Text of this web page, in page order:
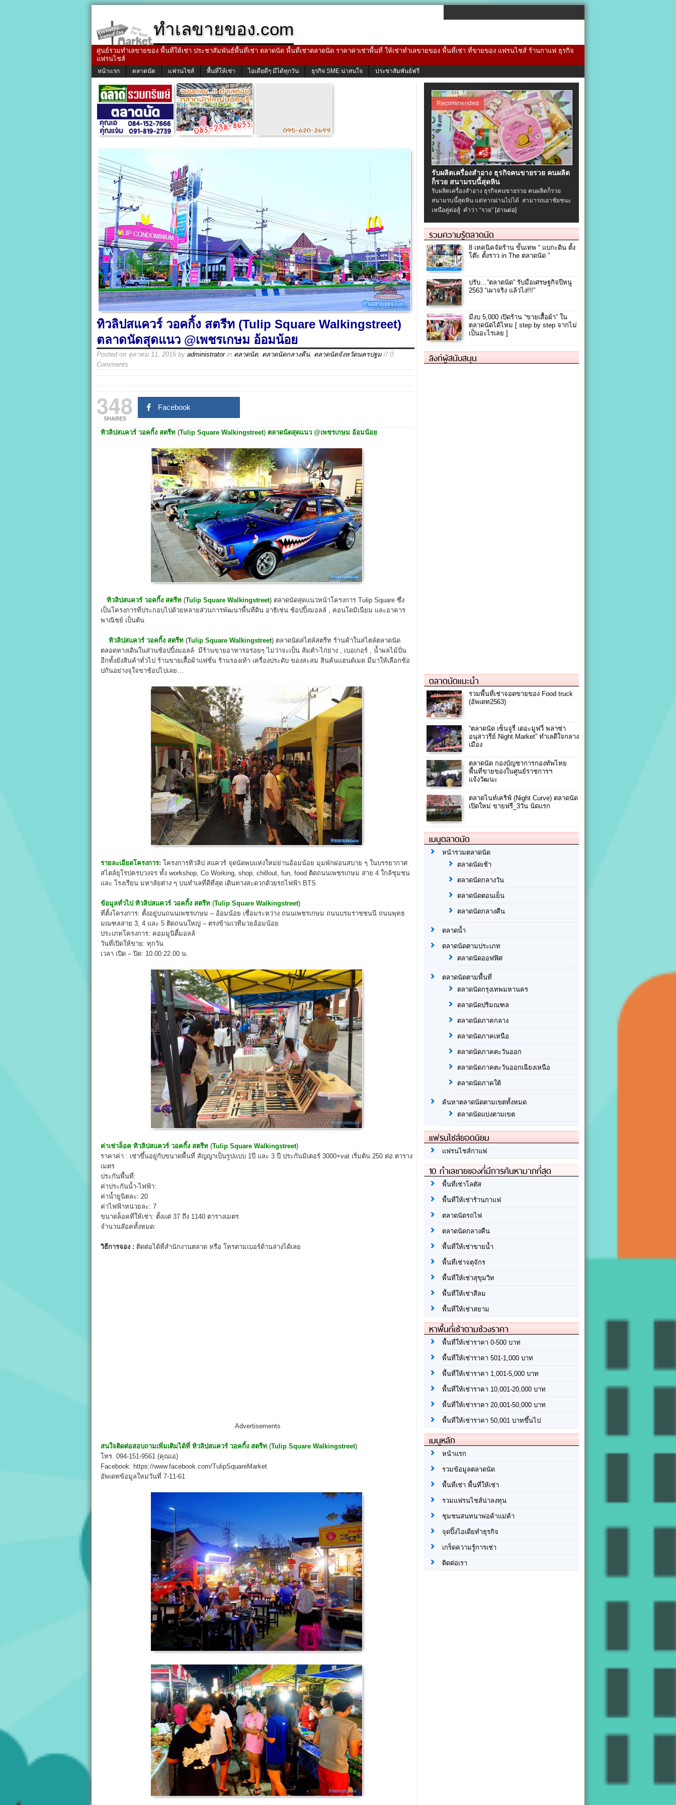
ทำเลขายของ.com
ศูนย์รวมทำเลขายของ พื้นที่ให้เช่า ประชาสัมพันธ์พื้นที่เช่า ตลาดนัด พื้นที่เช่าตลาดนัด ราคาค่าเช่าพื้นที่ ให้เช่าทำเลขายของ พื้นที่เช่า ที่ขายของ แฟรนไชส์ ร้านกาแฟ ธุรกิจ
แฟรนไชส์
หน้าแรก ตลาดนัด แฟรนไชส์ พื้นที่ให้เช่า ไอเดียดีๆ มีได้ทุกวัน ธุรกิจ SME น่าสนใจ ประชาสัมพันธ์ฟรี
ทิวลิปสแควร์ วอคกิ้ง สตรีท (Tulip Square Walkingstreet)
ตลาดนัดสุดแนว @เพชรเกษม อ้อมน้อย
Posted on ตุลาคม 11, 2016 by administratorin ตลาดนัด, ตลาดนัดกลางคืน ตลาดนัดจังหวัดนครปฐม // 0
Comments
348
SHARES
Facebook
ทิวลิปสแควร์ วอคกิ้ง สตรีท (Tulip Square Walkingstreet) ตลาดนัดสุดแนว @เพชรเกษม อ้อมน้อย
ทิวลิปสแควร์ วอคกิ้ง สตรีท (Tulip Square Walkingstreet) ตลาดนัดสุดแนวหน้าโครงการ Tulip Square ซึ่ง
เป็นโครงการที่ประกอบไปด้วยหลายส่วนการพัฒนาพื้นที่ดิน อาธิเช่น ช้อปปิ้งมอลล์ , คอนโดมิเนียม และอาคาร
พาณิชย์ เป็นต้น
ทิวลิปสแควร์ วอคกิ้ง สตรีท (Tulip Square Walkingstreet) ตลาดนัดสไตล์สตรีท ร้านค้าในสไตล์ตลาดนัด
ตลอดทางเดินในส่วนช้อปปิ้งมอลล์ มีร้านขายอาหารอร่อยๆ ไม่ว่าจะเป็น ส้มตำ-ไก่ย่าง , เบอเกอร์ , น้ำผลไม้ปั่น
อีกทั้งยังสินค้าทั่วไป ร้านขายเสื้อผ้าแฟชั่น ร้านรองเท้า เครื่องประดับ ของสะสม สินค้นแฮนด์เมด มีมาให้เลือกช้อ
ปกันอย่างจุใจขาช้อปไปเลย…
รายละเอียดโครงการ: โครงการทิวลิป สแควร์ จุดนัดพบแห่งใหม่ย่านอ้อมน้อย มุมพักผ่อนสบาย ๆ ในบรรยากาศ
สไตล์ยุโรปครบวงจร ทั้ง workshop, Co Working, shop, chillout, fun, food ติดถนนเพชรเกษม สาย 4 ใกล้ชุมชน
และ โรงเรียน มหาลัยต่าง ๆ บนทำเลที่ดีที่สุด เดินทางสะดวกด้วยรถไฟฟ้า BTS
ข้อมูลทั่วไป ทิวลิปสแควร์ วอคกิ้ง สตรีท (Tulip Square Walkingstreet)
ที่ตั้งโครงการ: ตั้งอยู่บนถนนเพชรเกษม – อ้อมน้อย เชื่อมระหว่าง ถนนเพชรเกษม ถนนบรมราชชนนี ถนนพุทธ
มณฑลสาย 3, 4 และ 5 ติดถนนใหญ่ – ตรงข้ามเวทีมวยอ้อมน้อย
ประเภทโครงการ: คอมมูนิตี้มอลล์
วันที่เปิดให้ขาย: ทุกวัน
เวลา เปิด – ปิด: 10.00:22.00 น.
ค่าเช่าล็อค ทิวลิปสแควร์ วอคกิ้ง สตรีท (Tulip Square Walkingstreet)
ราคาค่า : เช่าขึ้นอยู่กับขนาดพื้นที่ สัญญาเป็นรูปแบบ 1ปี และ 3 ปี ประกันมิเตอร์ 3000+vat เริ่มต้น 250 ต่อ ตาราง
เมตร
ประกันพื้นที่:
ค่าประกันน้ำ-ไฟฟ้า:
ค่าน้ำยูนิตละ: 20
ค่าไฟฟ้าหน่วยละ: 7
ขนาดล็อคที่ให้เช่า: ตั้งแต่ 37 ถึง 1140 ตารางเมตร
จำนวนล๊อคทั้งหมด:
วิธีการจอง : ติดต่อได้ที่สำนักงานตลาด หรือ โทรตามเบอร์ด้านล่างได้เลย
Advertisements
สนใจติดต่อสอบถามเพิ่มเติมได้ที่ ทิวลิปสแควร์ วอคกิ้ง สตรีท (Tulip Square Walkingstreet)
โทร. 094-151-9561 (คุณเอ)
Facebook: https://www.facebook.com/TulipSquareMarket
อัพเดทข้อมูลใหม่วันที่ 7-11-61
Recommended
รับผลิตเครื่องสําอาง ธุรกิจคนขายรวย คนผลิต
ก็รวย สนามรบนี้สุดหิน
รับผลิตเครื่องสําอาง ธุรกิจคนขายรวย คนผลิตก็รวย
สนามรบนี้สุดหิน แต่หากผ่านไปได้ สามารถเอาชัยชนะ
เหนือคู่ต่อสู้ คำว่า “รวย” [อ่านต่อ]
รวมความรู้ตลาดนัด
8 เทคนิคจัดร้าน ขั้นเทพ “ แบกะดิน ตั้ง
โต๊ะ ตั้งราว in The ตลาดนัด ”
ปรับ…”ตลาดนัด” รับมือเศรษฐกิจปีหนู
2563 “เผาจริง แล้วไง!!!”
มีงบ 5,000 เปิดร้าน “ขายเสื้อผ้า” ใน
ตลาดนัดได้ไหม [ step by step จากไม่
เป็นอะไรเลย ]
ลิงก์ผู้สนับสนุน
ตลาดนัดแนะนำ
รวมพื้นที่เช่าจอดขายของ Food truck
(อัพเดท2563)
“ตลาดนัด เซ็นจูรี่ เดอะมูฟวี่ พลาซ่า
อนุสาวรีย์ Night Market” ทำเลดีใจกลาง
เมือง
ตลาดนัด กองบัญชาการกองทัพไทย
พื้นที่ขายของในศูนย์ราชการฯ
แจ้งวัฒนะ
ตลาดไนท์เคริฟ์ (Night Curve) ตลาดนัด
เปิดใหม่ ขายฟรี_3วัน นัดแรก
เมนูตลาดนัด
หน้ารวมตลาดนัด
ตลาดนัดเช้า
ตลาดนัดกลางวัน
ตลาดนัดตอนเย็น
ตลาดนัดกลางคืน
ตลาดน้ำ
ตลาดนัดตามประเภท
ตลาดนัดออฟฟิศ
ตลาดนัดตามพื้นที่
ตลาดนัดกรุงเทพมหานคร
ตลาดนัดปริมณฑล
ตลาดนัดภาคกลาง
ตลาดนัดภาคเหนือ
ตลาดนัดภาคตะวันออก
ตลาดนัดภาคตะวันออกเฉียงเหนือ
ตลาดนัดภาคใต้
ค้นหาตลาดนัดตามเขตทั้งหมด
ตลาดนัดแบ่งตามเขต
แฟรนไชส์ยอดนิยม
แฟรนไชส์กาแฟ
10 ทำเลขายของที่มีการค้นหามากที่สุด
พื้นที่เช่าโลตัส
พื้นที่ให้เช่าร้านกาแฟ
ตลาดนัดรถไฟ
ตลาดนัดกลางคืน
พื้นที่ให้เช่าขายน้ำ
พื้นที่เช่าจตุจักร
พื้นที่ให้เช่าสุขุมวิท
พื้นที่ให้เช่าสีลม
พื้นที่ให้เช่าสยาม
หาพื้นที่เช่าตามช่วงราคา
พื้นที่ให้เช่าราคา 0-500 บาท
พื้นที่ให้เช่าราคา 501-1,000 บาท
พื้นที่ให้เช่าราคา 1,001-5,000 บาท
พื้นที่ให้เช่าราคา 10,001-20,000 บาท
พื้นที่ให้เช่าราคา 20,001-50,000 บาท
พื้นที่ให้เช่าราคา 50,001 บาทขึ้นไป
เมนูหลัก
หน้าแรก
รวมข้อมูลตลาดนัด
พื้นที่เช่า พื้นที่ให้เช่า
รวมแฟรนไชส์น่าลงทุน
ชุมชนสนทนาพ่อค้าแม่ค้า
จุดปิ๊งไอเดียทำธุรกิจ
เกร็ดความรู้การเช่า
ติดต่อเรา